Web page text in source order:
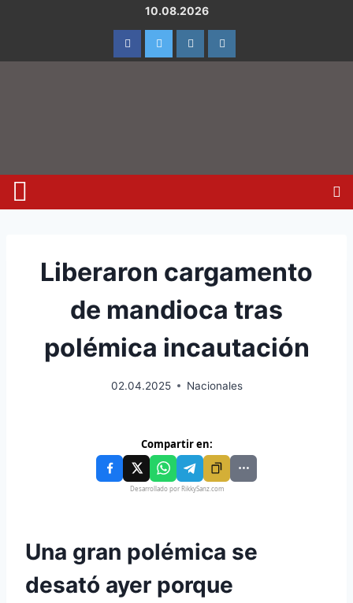
10.08.2026
Liberaron cargamento
de mandioca tras
polémica incautación
02.04.2025 Nacionales
Compartir en:
Desarrollado por RikkySanz.com
Una gran polémica se
desató ayer porque